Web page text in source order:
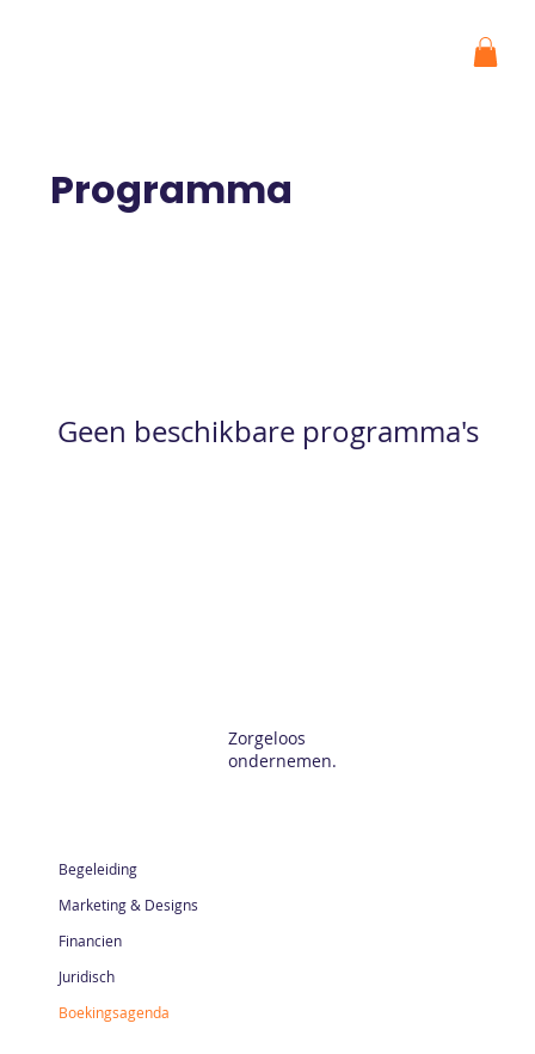
Programma
Geen beschikbare programma's
Zorgeloos
ondernemen.
Begeleiding
Marketing & Designs
Financien
Juridisch
Boekingsagenda